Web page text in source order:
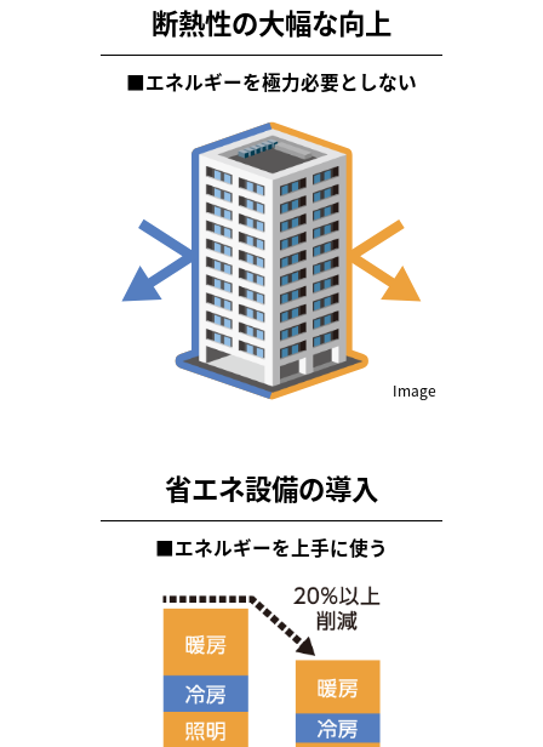
断熱性の大幅な向上
■エネルギーを極力必要としない
Image
省エネ設備の導入
■エネルギーを上手に使う